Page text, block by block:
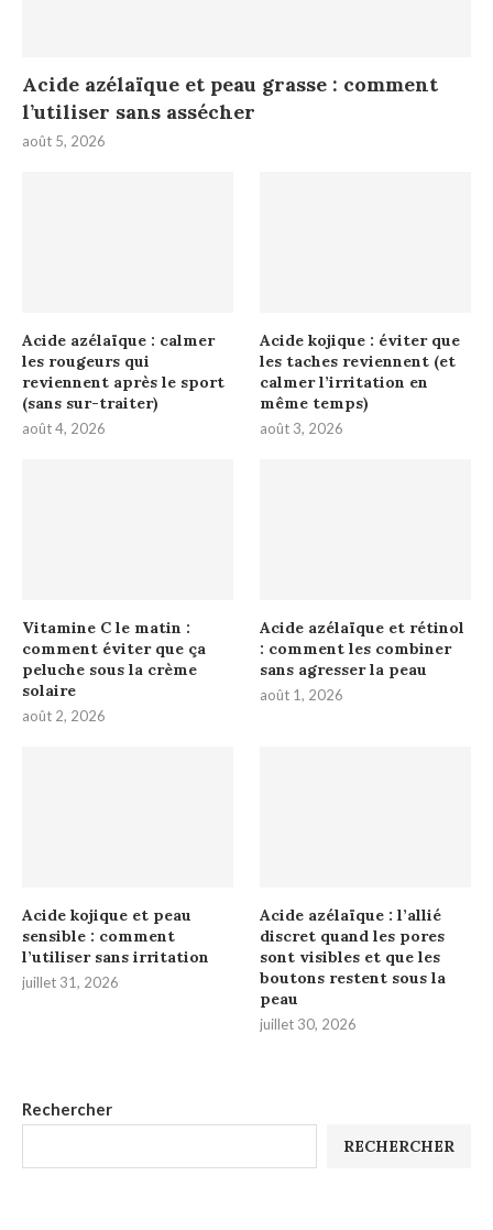
Rechercher
RECHERCHER
Acide azélaïque et peau grasse : comment
l’utiliser sans assécher
août 5, 2026
Acide azélaïque : calmer
les rougeurs qui
reviennent après le sport
(sans sur-traiter)
août 4, 2026
Acide kojique : éviter que
les taches reviennent (et
calmer l’irritation en
même temps)
août 3, 2026
Vitamine C le matin :
comment éviter que ça
peluche sous la crème
solaire
août 2, 2026
Acide azélaïque et rétinol
: comment les combiner
sans agresser la peau
août 1, 2026
Acide kojique et peau
sensible : comment
l’utiliser sans irritation
juillet 31, 2026
Acide azélaïque : l’allié
discret quand les pores
sont visibles et que les
boutons restent sous la
peau
juillet 30, 2026